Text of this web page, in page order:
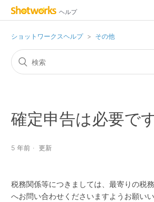
ヘルプ
ショットワークスヘルプ その他
確定申告は必要で
5 年前 更新
税務関係等につきましては、最寄りの税
へお問い合わせくださいますようお願いい